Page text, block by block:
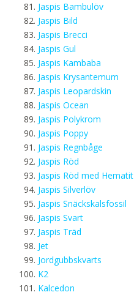
Jaspis Bambulöv
Jaspis Bild
Jaspis Brecci
Jaspis Gul
Jaspis Kambaba
Jaspis Krysantemum
Jaspis Leopardskin
Jaspis Ocean
Jaspis Polykrom
Jaspis Poppy
Jaspis Regnbåge
Jaspis Röd
Jaspis Röd med Hematit
Jaspis Silverlöv
Jaspis Snäckskalsfossil
Jaspis Svart
Jaspis Träd
Jet
Jordgubbskvarts
K2
Kalcedon